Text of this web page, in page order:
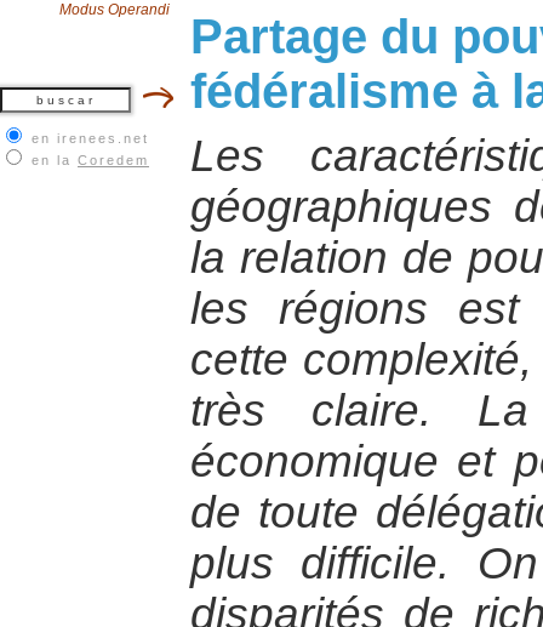
Modus Operandi
en irenees.net
en la Coredem
Partage du
fédéralisme à
Les
géographiques
la relation de
les régions
cette
très claire. La
économique et
de toute
plus difficile.
disparités de